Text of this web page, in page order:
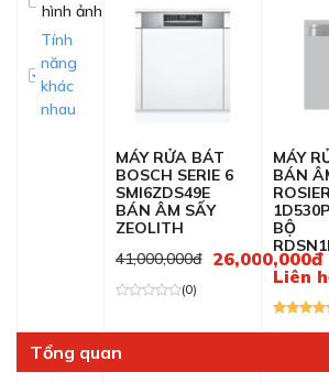
hình ảnh
Tính
năng
khác
nhau
MÁY RỬA BÁT
BOSCH SERIE 6
SMI6ZDS49E
BÁN ÂM SẤY
ZEOLITH
41,000,000đ 26,000,000đ
(0)
MÁY
BÁN
BỘ
Liên
Tổng quan